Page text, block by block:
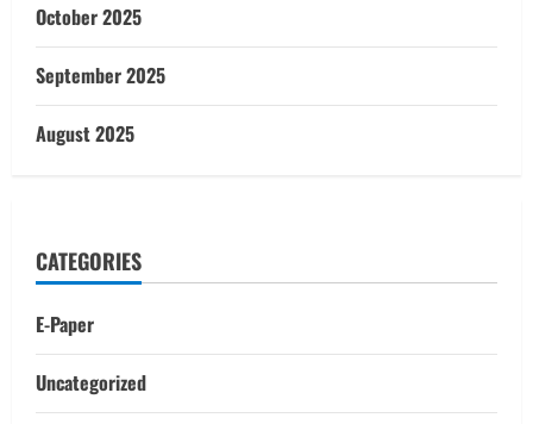
October 2025
September 2025
August 2025
CATEGORIES
E-Paper
Uncategorized